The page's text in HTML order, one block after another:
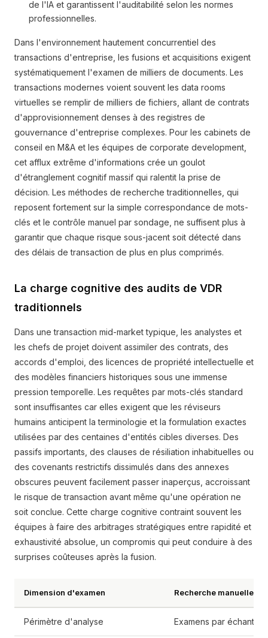
de l'IA et garantissent l'auditabilité selon les normes
professionnelles.
Dans l'environnement hautement concurrentiel des
transactions d'entreprise, les fusions et acquisitions exigent
systématiquement l'examen de milliers de documents. Les
transactions modernes voient souvent les data rooms
virtuelles se remplir de milliers de fichiers, allant de contrats
d'approvisionnement denses à des registres de
gouvernance d'entreprise complexes. Pour les cabinets de
conseil en M&A et les équipes de corporate development,
cet afflux extrême d'informations crée un goulot
d'étranglement cognitif massif qui ralentit la prise de
décision. Les méthodes de recherche traditionnelles, qui
reposent fortement sur la simple correspondance de mots-
clés et le contrôle manuel par sondage, ne suffisent plus à
garantir que chaque risque sous-jacent soit détecté dans
des délais de transaction de plus en plus comprimés.
La charge cognitive des audits de VDR
traditionnels
Dans une transaction mid-market typique, les analystes et
les chefs de projet doivent assimiler des contrats, des
accords d'emploi, des licences de propriété intellectuelle et
des modèles financiers historiques sous une immense
pression temporelle. Les requêtes par mots-clés standard
sont insuffisantes car elles exigent que les réviseurs
humains anticipent la terminologie et la formulation exactes
utilisées par des centaines d'entités cibles diverses. Des
passifs importants, des clauses de résiliation inhabituelles ou
des covenants restrictifs dissimulés dans des annexes
obscures peuvent facilement passer inaperçus, accroissant
le risque de transaction avant même qu'une opération ne
soit conclue. Cette charge cognitive contraint souvent les
équipes à faire des arbitrages stratégiques entre rapidité et
exhaustivité absolue, un compromis qui peut conduire à des
surprises coûteuses après la fusion.
Dimension d'examen Recherche manuelle
Périmètre d'analyse Examens par